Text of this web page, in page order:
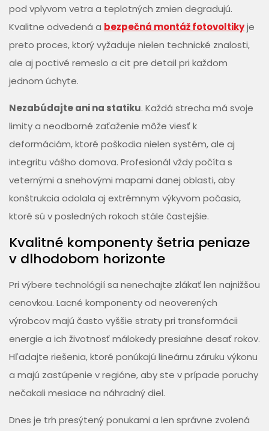
pod vplyvom vetra a teplotných zmien degradujú.
Kvalitne odvedená a bezpečná montáž fotovoltikyje
preto proces, ktorý vyžaduje nielen technické znalosti,
ale aj poctivé remeslo a cit pre detail pri každom
jednom úchyte.
Nezabúdajte ani na statiku. Každá strecha má svoje
limity a neodborné zaťaženie môže viesť k
deformáciám, ktoré poškodia nielen systém, ale aj
integritu vášho domova. Profesionál vždy počíta s
veternými a snehovými mapami danej oblasti, aby
konštrukcia odolala aj extrémnym výkyvom počasia,
ktoré sú v posledných rokoch stále častejšie.
Kvalitné komponenty šetria peniaze
v dlhodobom horizonte
Pri výbere technológií sa nenechajte zlákať len najnižšou
cenovkou. Lacné komponenty od neoverených
výrobcov majú často vyššie straty pri transformácii
energie a ich životnosť málokedy presiahne desať rokov.
Hľadajte riešenia, ktoré ponúkajú lineárnu záruku výkonu
a majú zastúpenie v regióne, aby ste v prípade poruchy
nečakali mesiace na náhradný diel.
Dnes je trh presýtený ponukami a len správne zvolená